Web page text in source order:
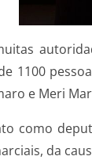
1100
e Meri
como
da